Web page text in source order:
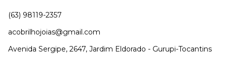
(63) 98119-2357
acobrilhojoias@gmail.com
Avenida Sergipe, 2647, Jardim Eldorado - Gurupi-Tocantins